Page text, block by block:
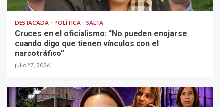
DESTACADA POLÍTICA SALTA
Cruces en el oficialismo: “No pueden enojarse
cuando digo que tienen vínculos con el
narcotráfico”
julio 27, 2026